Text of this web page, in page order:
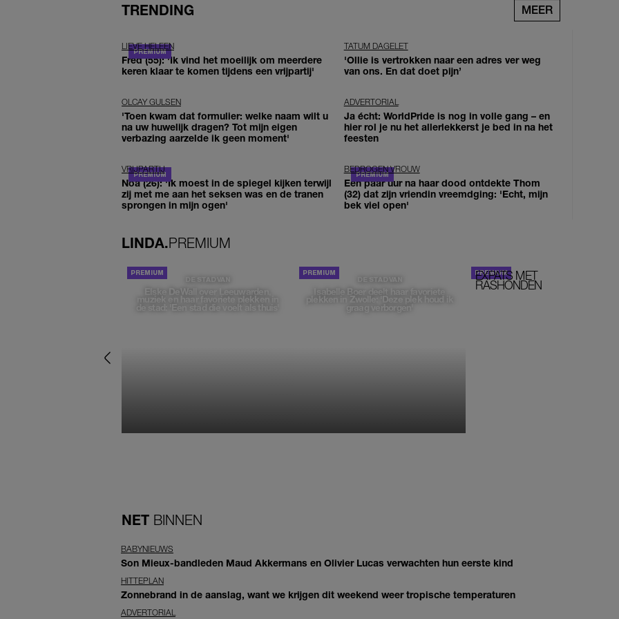
TRENDING MEER
LIEVE HELEEN
Fred (55): 'Ik vind het moeilijk om meerdere
keren klaar te komen tijdens een vrijpartij'
TATUM DAGELET
'Ollie is vertrokken naar een adres ver weg
van ons. En dat doet pijn’
OLCAY GULSEN
'Toen kwam dat formulier: welke naam wilt u
na uw huwelijk dragen? Tot mijn eigen
verbazing aarzelde ik geen moment'
ADVERTORIAL
Ja écht: WorldPride is nog in volle gang – en
hier rol je nu het allerlekkerst je bed in na het
feesten
VRIJPARTIJ
Noa (26): 'Ik moest in de spiegel kijken terwijl
zij met me aan het seksen was en de tranen
sprongen in mijn ogen'
BEDROGEN VROUW
Een paar uur na haar dood ontdekte Thom
(32) dat zijn vriendin vreemdging: 'Echt, mijn
bek viel open'
LINDA.PREMIUM
DE STAD VAN
Elske DeWall over Leeuwarden,
muziek en haar favoriete plekken in
de stad: 'Een stad die voelt als thuis'
DE STAD VAN
Isabelle Boer deelt haar favoriete
plekken in Zwolle: 'Deze plek houd ik
graag verborgen'
EXPATS MET
RASHONDEN
NET BINNEN
BABYNIEUWS
Son Mieux-bandleden Maud Akkermans en Olivier Lucas verwachten hun eerste kind
HITTEPLAN
Zonnebrand in de aanslag, want we krijgen dit weekend weer tropische temperaturen
ADVERTORIAL